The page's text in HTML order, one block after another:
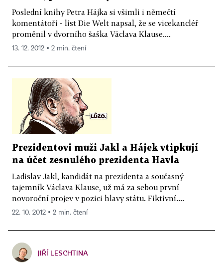
Poslední knihy Petra Hájka si všimli i němečtí
komentátoři - list Die Welt napsal, že se vicekancléř
proměnil v dvorního šaška Václava Klause....
13. 12. 2012 ▪ 2 min. čtení
Prezidentovi muži Jakl a Hájek vtipkují
na účet zesnulého prezidenta Havla
Ladislav Jakl, kandidát na prezidenta a současný
tajemník Václava Klause, už má za sebou první
novoroční projev v pozici hlavy státu. Fiktivní....
22. 10. 2012 ▪ 2 min. čtení
JIŘÍ LESCHTINA